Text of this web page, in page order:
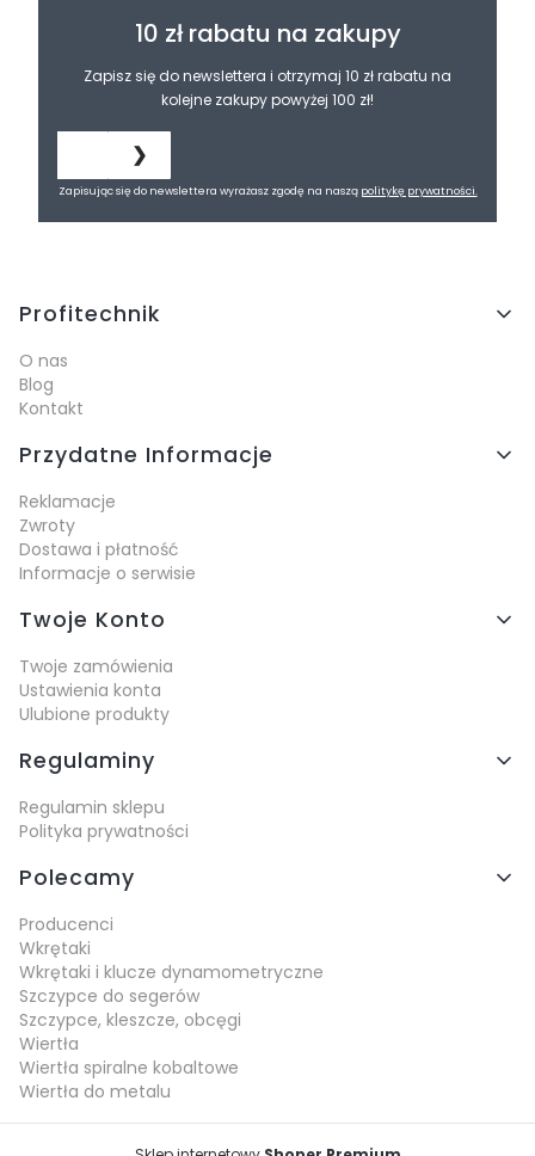
10 zł rabatu na zakupy
Zapisz się do newslettera i otrzymaj 10 zł rabatu na
kolejne zakupy powyżej 100 zł!
❯
Zapisując się do newslettera wyrażasz zgodę na naszą politykę prywatności.
Linki w stopce
Profitechnik
O nas
Blog
Kontakt
Przydatne Informacje
Reklamacje
Zwroty
Dostawa i płatność
Informacje o serwisie
Twoje Konto
Twoje zamówienia
Ustawienia konta
Ulubione produkty
Regulaminy
Regulamin sklepu
Polityka prywatności
Polecamy
Producenci
Wkrętaki
Wkrętaki i klucze dynamometryczne
Szczypce do segerów
Szczypce, kleszcze, obcęgi
Wiertła
Wiertła spiralne kobaltowe
Wiertła do metalu